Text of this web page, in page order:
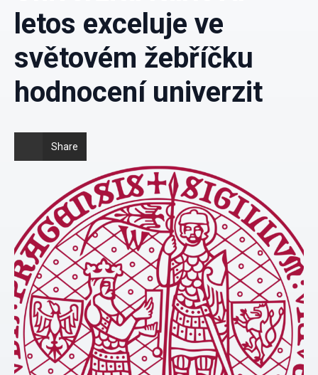
letos exceluje ve
světovém žebříčku
hodnocení univerzit
Share